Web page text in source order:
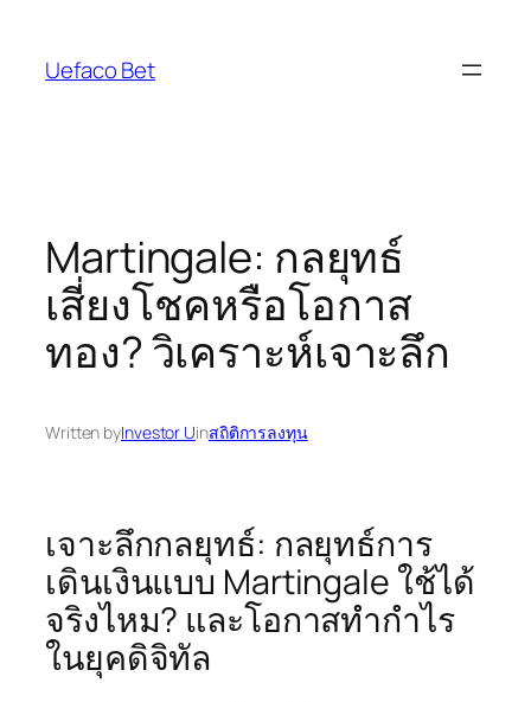
content
Uefaco Bet
Martingale: กลยุทธ์
เสี่ยงโชคหรือโอกาส
ทอง? วิเคราะห์เจาะลึก
Written byInvestor Uinสถิติการลงทุน
เจาะลึกกลยุทธ์: กลยุทธ์การ
เดินเงินแบบ Martingale ใช้ได้
จริงไหม? และโอกาสทำกำไร
ในยุคดิจิทัล